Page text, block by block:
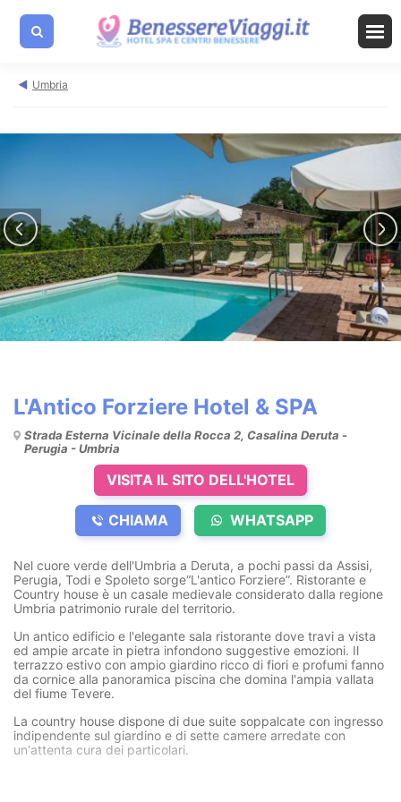
Umbria
L'Antico Forziere Hotel & SPA
Strada Esterna Vicinale della Rocca 2, Casalina Deruta -
Perugia - Umbria
VISITA IL SITO DELL'HOTEL
CHIAMA WHATSAPP
Nel cuore verde dell'Umbria a Deruta, a pochi passi da Assisi,
Perugia, Todi e Spoleto sorge“L'antico Forziere”. Ristorante e
Country house è un casale medievale considerato dalla regione
Umbria patrimonio rurale del territorio.
Un antico edificio e l'elegante sala ristorante dove travi a vista
ed ampie arcate in pietra infondono suggestive emozioni. Il
terrazzo estivo con ampio giardino ricco di fiori e profumi fanno
da cornice alla panoramica piscina che domina l'ampia vallata
del fiume Tevere.
La country house dispone di due suite soppalcate con ingresso
indipendente sul giardino e di sette camere arredate con
un'attenta cura dei particolari.